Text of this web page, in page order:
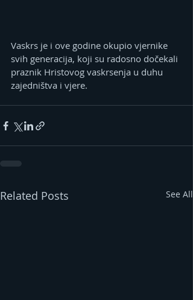
Vaskrs je i ove godine okupio vjernike
svih generacija, koji su radosno dočekali
praznik Hristovog vaskrsenja u duhu
zajedništva i vjere.
Related Posts See All